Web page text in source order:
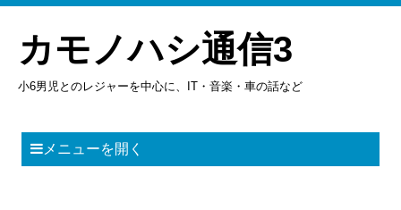
カモノハシ通信3
小6男児とのレジャーを中心に、IT・音楽・車の話など
メニューを開く